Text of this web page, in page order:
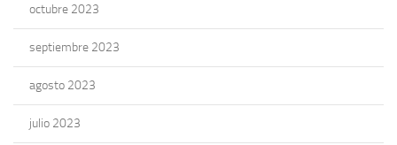
octubre 2023
septiembre 2023
agosto 2023
julio 2023